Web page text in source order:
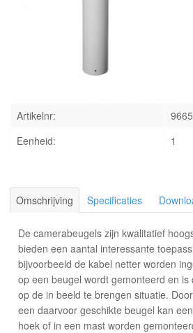
Artikelnr:
Eenheid:
1
Omschrijving Specificaties
De camerabeugels zijn kwalitatief
bieden een aantal interessante
bijvoorbeeld de kabel netter worden
op een beugel wordt gemonteerd en
op de in beeld te brengen situatie.
een daarvoor geschikte beugel kan
hoek of in een mast worden